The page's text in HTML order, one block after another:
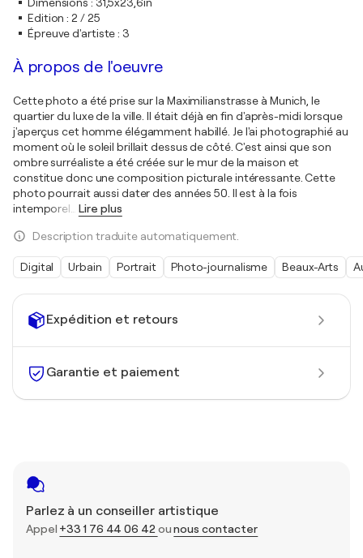
Expédition et retours
Garantie et paiement
Parlez à un conseiller artistique
Appel +33 1 76 44 06 42 ounous contacter
Edition : 2 / 25
Épreuve d'artiste: 3
À propos de l'oeuvre
Cette photo a été prise sur la Maximilianstrasse à Munich, le
quartier du luxe de la ville. Il était déjà en fin d'après-midi lorsque
j'aperçus cet homme élégamment habillé. Je l'ai photographié au
moment où le soleil brillait dessus de côté. C'est ainsi que son
ombre surréaliste a été créée sur le mur de la maison et
constitue donc une composition picturale intéressante. Cette
photo pourrait aussi dater des années 50. Il est à la fois
intemporel
Lire plus
Description traduite automatiquement.
Digital Urbain Portrait Photo-journalisme Beaux-Arts